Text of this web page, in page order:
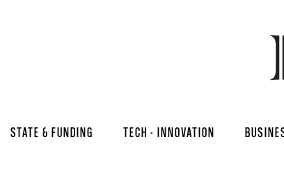
STATE & FUNDING TECH - INNOVATION